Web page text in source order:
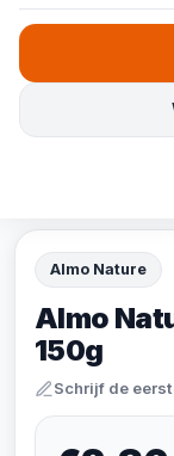
Almo Nature
Almo
150g
Schrijf de